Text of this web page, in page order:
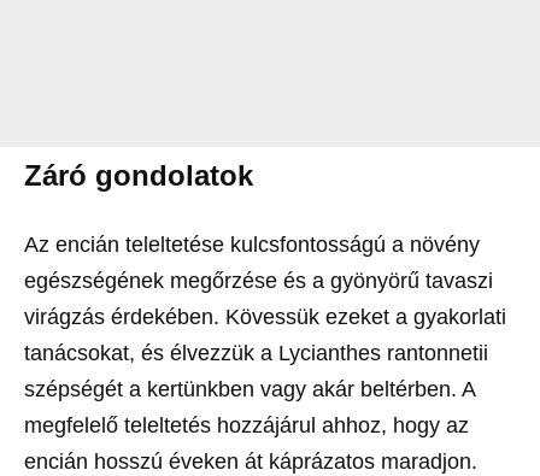
Záró gondolatok
Az encián teleltetése kulcsfontosságú a növény
egészségének megőrzése és a gyönyörű tavaszi
virágzás érdekében. Kövessük ezeket a gyakorlati
tanácsokat, és élvezzük a Lycianthes rantonnetii
szépségét a kertünkben vagy akár beltérben. A
megfelelő teleltetés hozzájárul ahhoz, hogy az
encián hosszú éveken át káprázatos maradjon.